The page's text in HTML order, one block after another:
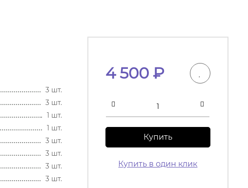
3 шт.
3 шт.
1 шт.
1 шт.
3 шт.
3 шт.
3 шт.
3 шт.
4 500₽
Купить
Купить в один клик